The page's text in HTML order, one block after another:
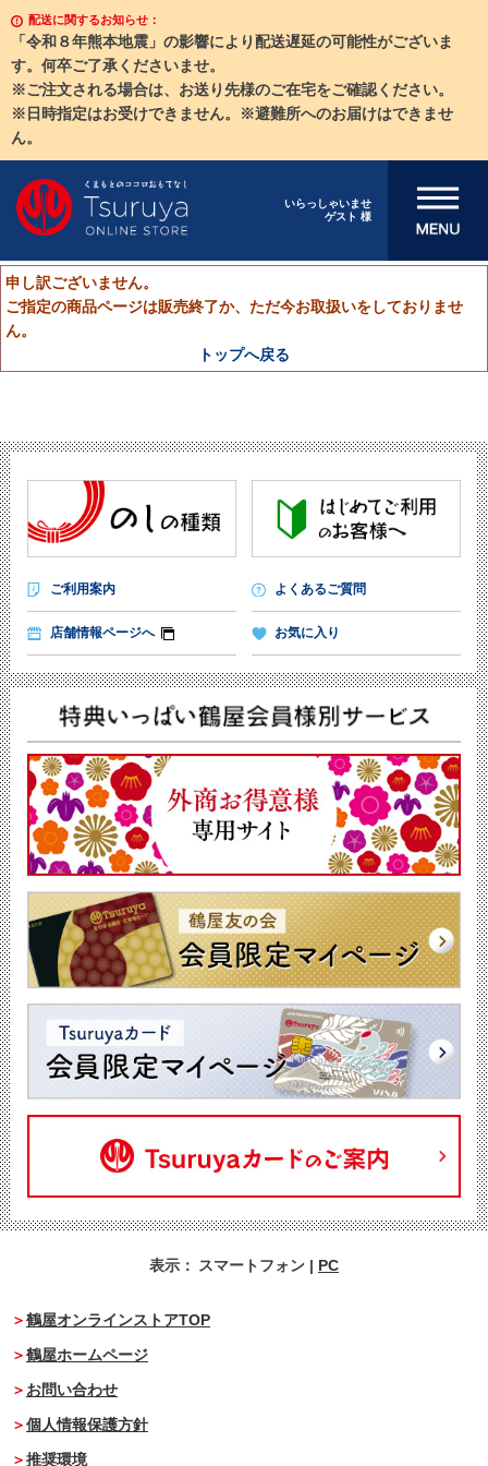
配送に関するお知らせ：
「令和８年熊本地震」の影響により配送遅延の可能性がございま
す。何卒ご了承くださいませ。
※ご注文される場合は、お送り先様のご在宅をご確認ください。
※日時指定はお受けできません。※避難所へのお届けはできませ
ん。
いらっしゃいませ
ゲスト 様
メニューを開
申し訳ございません。
ご指定の商品ページは販売終了か、ただ今お取扱いをしておりませ
ん。
トップへ戻る
ご利用案内 よくあるご質問
店舗情報ページへ お気に入り
表示： スマートフォン | PC
鶴屋オンラインストアTOP
鶴屋ホームページ
お問い合わせ
個人情報保護方針
推奨環境